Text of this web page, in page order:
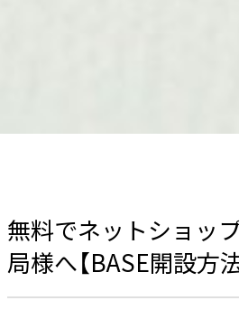
無料でネットショッ
局様へ【BASE開設方